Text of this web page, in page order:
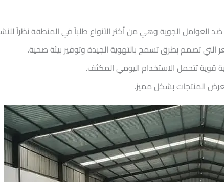
العوامل الجوية وهي من أكثر الأنواع طلباً في المنطقة نظراً
التي تصمم بطرق تسمح بالتهوية الجيدة وتوفير بيئة صحية.
قوية تتحمل الاستخدام اليومي المكثف.
المنتجات بشكل مميز.